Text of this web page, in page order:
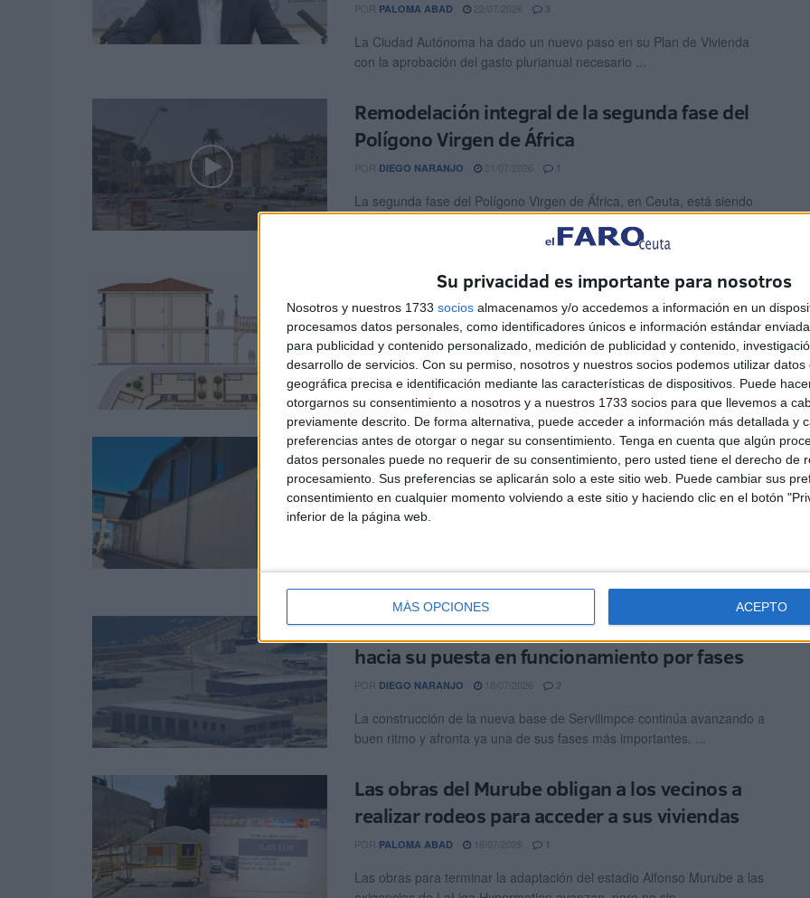
Su privacidad es importante para nosotros
Nosotros y nuestros 1733 socios almacenamos y/o accedemos a información en un
procesamos datos personales, como identificadores únicos e información estándar
para publicidad y contenido personalizado, medición de publicidad y contenido,
desarrollo de servicios. Con su permiso, nosotros y nuestros socios podemos utilizar datos
geográfica precisa e identificación mediante las características de dispositivos. Puede
otorgarnos su consentimiento a nosotros y a nuestros 1733 socios para que llevemos a
previamente descrito. De forma alternativa, puede acceder a información más detallada y
preferencias antes de otorgar o negar su consentimiento. Tenga en cuenta que algún
datos personales puede no requerir de su consentimiento, pero usted tiene el derecho de
procesamiento. Sus preferencias se aplicarán solo a este sitio web. Puede cambiar sus
consentimiento en cualquier momento volviendo a este sitio y haciendo clic en el botón
inferior de la página web.
MÁS OPCIONES ACEPTO
POR PALOMA ABAD 22/07/2026 3
La Ciudad Autónoma ha dado un nuevo paso en su Plan de Vivienda
con la aprobación del gasto plurianual necesario ...
Remodelación integral de la segunda fase del
Polígono Virgen de África
POR DIEGO NARANJO 21/07/2026 1
La segunda fase del Polígono Virgen de África, en Ceuta, está siendo
El Poblado Marinero contará con dos
ascensores para mejorar su accesibilidad
POR PALOMA ABAD 20/07/2026 2
La Ciudad Autónoma de Ceuta ha sacado a licitación las obras de
construcción de dos ascensores en el Poblado Marinero, ...
El Puerto rehabilitará los bajos de las galerías
de embarque para crear espacios funcionales
POR DIEGO NARANJO 18/07/2026 0
Las obras de la nave de Servilimpce avanzan
hacia su puesta en funcionamiento por fases
POR DIEGO NARANJO 18/07/2026 2
La construcción de la nueva base de Servilimpce continúa avanzando a
buen ritmo y afronta ya una de sus fases más importantes. ...
Las obras del Murube obligan a los vecinos a
realizar rodeos para acceder a sus viviendas
POR PALOMA ABAD 16/07/2026 1
Las obras para terminar la adaptación del estadio Alfonso Murube a las